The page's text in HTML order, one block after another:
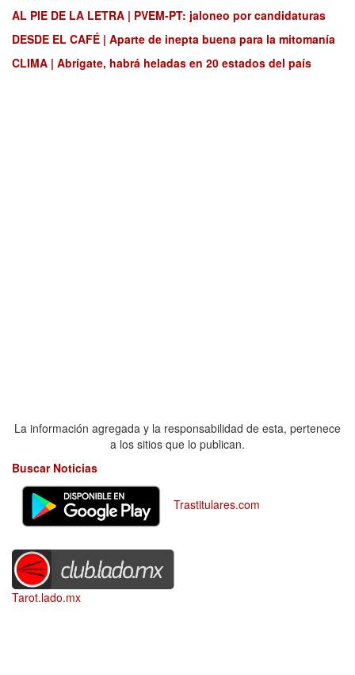
AL PIE DE LA LETRA | PVEM-PT: jaloneo por candidaturas
DESDE EL CAFÉ | Aparte de inepta buena para la mitomanía
CLIMA | Abrígate, habrá heladas en 20 estados del país
La información agregada y la responsabilidad de esta, pertenece
a los sitios que lo publican.
Buscar Noticias
Trastitulares.com
Tarot.lado.mx